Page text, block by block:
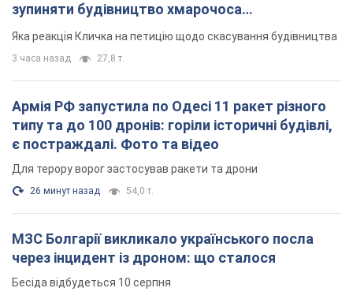
зупиняти будівництво хмарочоса
"московського вірянина"
Яка реакція Кличка на петицію щодо скасування будівництва
3 часа назад 27,8 т.
Армія РФ запустила по Одесі 11 ракет різного
типу та до 100 дронів: горіли історичні будівлі,
є постраждалі. Фото та відео
Для терору ворог застосував ракети та дрони
26 минут назад 54,0 т.
МЗС Болгарії викликало українського посла
через інцидент із дроном: що сталося
Бесіда відбудеться 10 серпня